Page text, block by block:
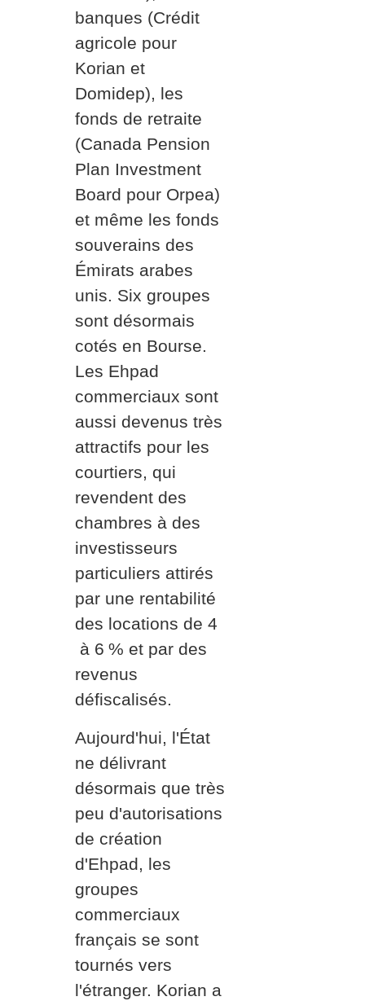
banques (Crédit
agricole pour
Korian et
Domidep), les
fonds de retraite
(Canada Pension
Plan Investment
Board pour Orpea)
et même les fonds
souverains des
Émirats arabes
unis. Six groupes
sont désormais
cotés en Bourse.
Les Ehpad
commerciaux sont
aussi devenus très
attractifs pour les
courtiers, qui
revendent des
chambres à des
investisseurs
particuliers attirés
par une rentabilité
des locations de 4
à 6 % et par des
revenus
défiscalisés.
Aujourd'hui, l'État
ne délivrant
désormais que très
peu d'autorisations
de création
d'Ehpad, les
groupes
commerciaux
français se sont
tournés vers
l'étranger. Korian a